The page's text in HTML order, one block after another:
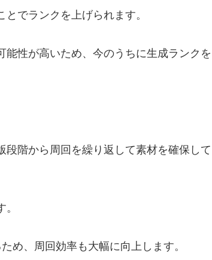
でランクを上げられます。
性が高いため、今のうちに生成ランクを
階から周回を繰り返して素材を確保して
め、周回効率も大幅に向上します。